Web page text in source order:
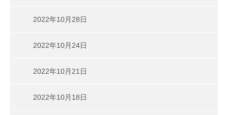
2022年10月28日
2022年10月24日
2022年10月21日
2022年10月18日